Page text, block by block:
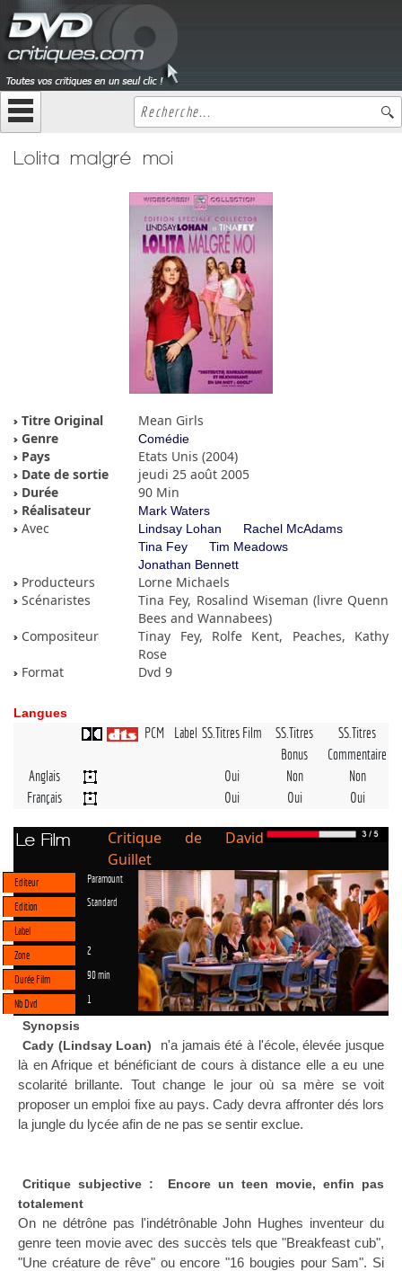
Lolita malgré moi
Titre Original
Mean Girls
Genre
Comédie
Pays
Etats Unis (2004)
Date de sortie
jeudi 25 août 2005
Durée
90 Min
Réalisateur
Mark Waters
Avec Lindsay Lohan
Rachel McAdams
Tina Fey
Tim Meadows
Jonathan Bennett
Producteurs
Lorne Michaels
Scénaristes
Tina Fey, Rosalind Wiseman (livre Quenn
Bees and Wannabees)
Compositeur
Tinay Fey, Rolfe Kent, Peaches, Kathy
Rose
Format
Dvd 9
Langues
PCM Label SS.Titres Film
SS.Titres
Bonus
SS.Titres
Commentaire
Anglais
Oui Non
Non
Français
Oui Oui Oui
Le Film
Critique de David
Guillet
Editeur Paramount
Edition Standard
Label
Zone
2
Durée Film 90 min
Nb Dvd 1
Synopsis
Cady (Lindsay Loan)
n'a jamais été à l'école, élevée jusque
là en Afrique et bénéficiant de cours à distance elle a eu une
scolarité brillante. Tout change le jour où sa mère se voit
proposer un emploi fixe au pays. Cady devra affronter dés lors
la jungle du lycée afin de ne pas se sentir exclue.
Critique subjective : Encore un teen movie, enfin pas
totalement
On ne détrône pas l'indétrônable John Hughes inventeur du
genre teen movie avec des succès tels que "Breakfeast cub",
"Une créature de rêve" ou encore "16 bougies pour Sam". Si